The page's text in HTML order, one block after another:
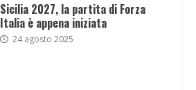
Sicilia 2027, la partita di Forza
Italia è appena iniziata
24 agosto 2025